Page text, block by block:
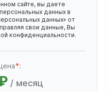
сайте, вы даете
персональных данных в
данных» от
свои данные, Вы
конфиденциальности.
*:
/ месяц